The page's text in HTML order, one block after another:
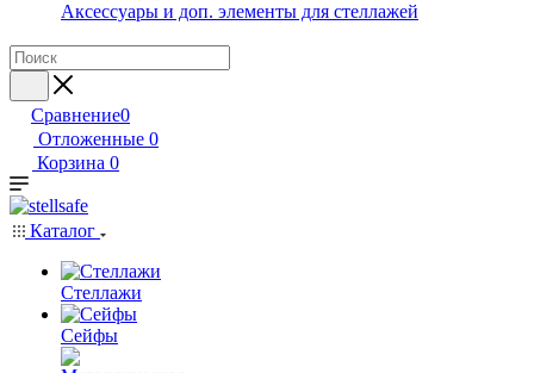
Аксессуары и доп. элементы для стеллажей
Сравнение0
Отложенные 0
Корзина 0
Каталог
Стеллажи
Сейфы